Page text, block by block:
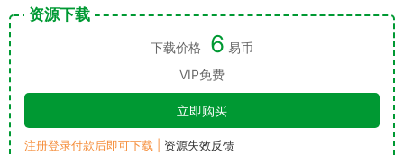
资源下载
下载价格 6 易币
VIP免费
立即购买
注册登录付款后即可下载 | 资源失效反馈